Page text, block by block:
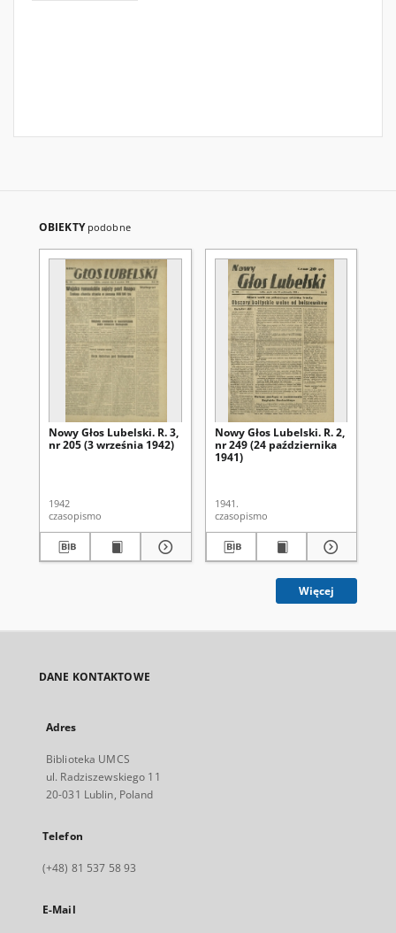
OBIEKTY podobne
Nowy Głos Lubelski. R. 3,
nr 205 (3 września 1942)
1942
czasopismo
Nowy Głos Lubelski. R. 2,
nr 249 (24 października
1941)
1941.
czasopismo
Więcej
DANE KONTAKTOWE
Adres
Biblioteka UMCS
ul. Radziszewskiego 11
20-031 Lublin, Poland
Telefon
(+48) 81 537 58 93
E-Mail